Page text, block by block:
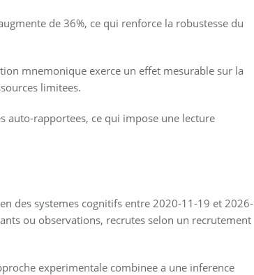
de 36%, ce qui renforce la robustesse du
mnemonique exerce un effet mesurable sur la
limitees.
auto-rapportees, ce qui impose une lecture
des systemes cognitifs entre 2020-11-19 et 2026-
ou observations, recrutes selon un recrutement
experimentale combinee a une inference